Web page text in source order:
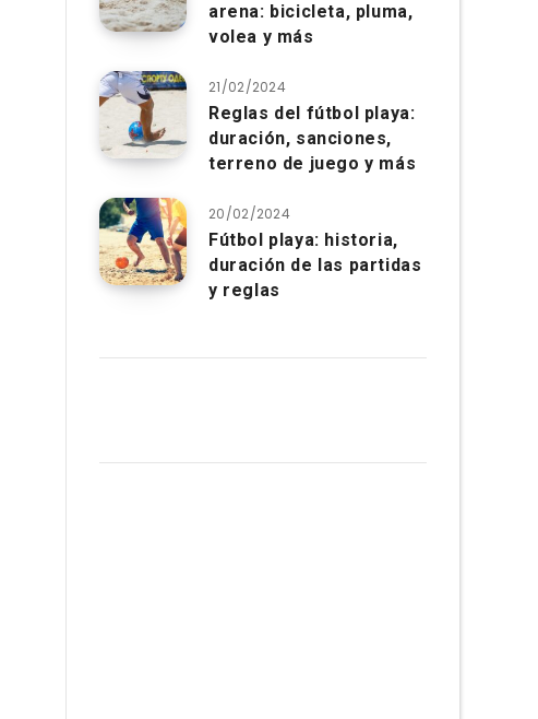
arena: bicicleta, pluma,
volea y más
21/02/2024
Reglas del fútbol playa:
duración, sanciones,
terreno de juego y más
20/02/2024
Fútbol playa: historia,
duración de las partidas
y reglas